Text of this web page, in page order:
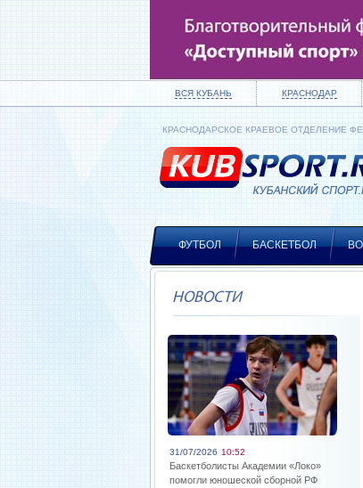
ВСЯ КУБАНЬ КРАСНОДАР
КРАСНОДАРСКОЕ КРАЕВОЕ ОТДЕЛЕНИЕ
ФУТБОЛ БАСКЕТБОЛ
НОВОСТИ
31/07/2026 10:52
Баскетболисты Академии «Локо»
помогли юношеской сборной РФ